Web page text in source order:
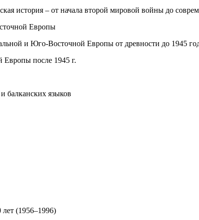
история – от начала второй мировой войны до
Европы
и Юго-Восточной Европы от древности до 1945
Европы после 1945 г.
балканских языков
лет (1956–1996)